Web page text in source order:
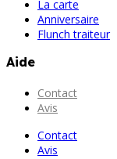
La carte
Anniversaire
Flunch traiteur
Aide
Contact
Avis
Contact
Avis